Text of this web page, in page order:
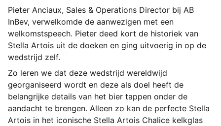
Pieter Anciaux, Sales & Operations Director bij AB
InBev, verwelkomde de aanwezigen met een
welkomstspeech. Pieter deed kort de historiek van
Stella Artois uit de doeken en ging uitvoerig in op de
wedstrijd zelf.
Zo leren we dat deze wedstrijd wereldwijd
georganiseerd wordt en deze als doel heeft de
belangrijke details van het bier tappen onder de
aandacht te brengen. Alleen zo kan de perfecte Stella
Artois in het iconische Stella Artois Chalice kelkglas